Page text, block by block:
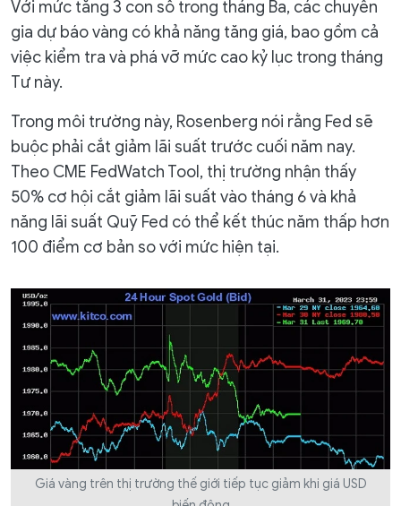
Với mức tăng 3 con số trong tháng Ba, các chuyên
gia dự báo vàng có khả năng tăng giá, bao gồm cả
việc kiểm tra và phá vỡ mức cao kỷ lục trong tháng
Tư này.
Trong môi trường này, Rosenberg nói rằng Fed sẽ
buộc phải cắt giảm lãi suất trước cuối năm nay.
Theo CME FedWatch Tool, thị trường nhận thấy
50% cơ hội cắt giảm lãi suất vào tháng 6 và khả
năng lãi suất Quỹ Fed có thể kết thúc năm thấp hơn
100 điểm cơ bản so với mức hiện tại.
Giá vàng trên thị trường thế giới tiếp tục giảm khi giá USD